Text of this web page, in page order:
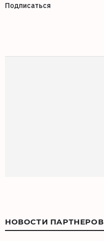
Подписаться
НОВОСТИ ПАРТНЕРОВ